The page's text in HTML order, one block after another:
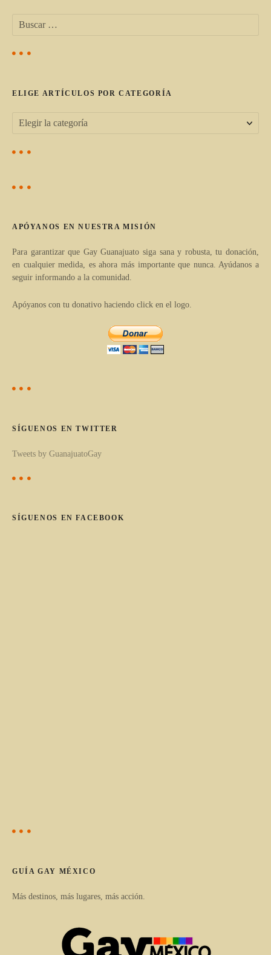
g
a
i
ó
n
e
n
t
r
c
:ELIGE ARTÍCULOS POR CATEGORÍA
E
r
t
í
c
u
o
c
t
e
o
APÓYANOS EN NUESTRA MISIÓN
Para garantizar que Gay Guanajuato siga sana y robusta, tu donación,
en cualquier medida, es ahora más importante que nunca. Ayúdanos a
seguir informando a la comunidad.
Apóyanos con tu donativo haciendo click en el logo.
SÍGUENOS EN TWITTER
Tweets by GuanajuatoGay
SÍGUENOS EN FACEBOOK
GUÍA GAY MÉXICO
Más destinos, más lugares, más acción.